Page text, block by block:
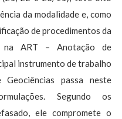
da modalidade e, como
de procedimentos da
na ART – Anotação de
instrumento de trabalho
Geociências passa neste
Segundo os
ele compromete o